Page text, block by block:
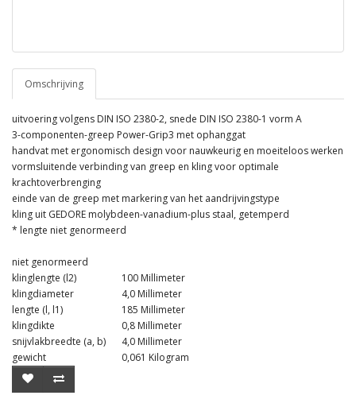
Omschrijving
uitvoering volgens DIN ISO 2380-2, snede DIN ISO 2380-1 vorm A
3-componenten-greep Power-Grip3 met ophanggat
handvat met ergonomisch design voor nauwkeurig en moeiteloos werken
vormsluitende verbinding van greep en kling voor optimale
krachtoverbrenging
einde van de greep met markering van het aandrijvingstype
kling uit GEDORE molybdeen-vanadium-plus staal, getemperd
* lengte niet genormeerd
niet genormeerd
klinglengte (l2)
100 Millimeter
klingdiameter
4,0 Millimeter
lengte (l, l1)
185 Millimeter
klingdikte
0,8 Millimeter
snijvlakbreedte (a, b)
4,0 Millimeter
gewicht
0,061 Kilogram